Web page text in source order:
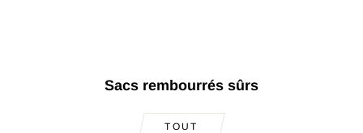
Sacs rembourrés sûrs
TOUT